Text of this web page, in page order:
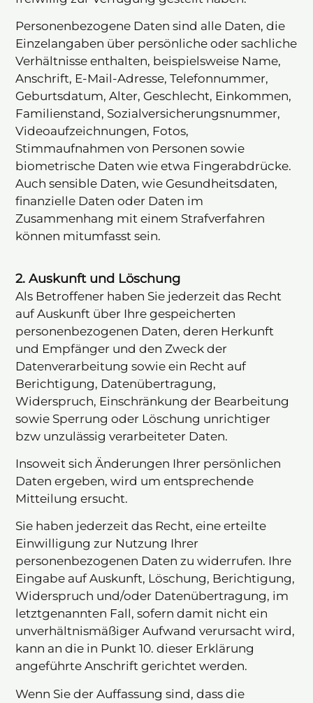
Personenbezogene Daten sind alle Daten, die
Einzelangaben über persönliche oder sachliche
Verhältnisse enthalten, beispielsweise Name,
Anschrift, E-Mail-Adresse, Telefonnummer,
Geburtsdatum, Alter, Geschlecht, Einkommen,
Familienstand, Sozialversicherungsnummer,
Videoaufzeichnungen, Fotos,
Stimmaufnahmen von Personen sowie
biometrische Daten wie etwa Fingerabdrücke.
Auch sensible Daten, wie Gesundheitsdaten,
finanzielle Daten oder Daten im
Zusammenhang mit einem Strafverfahren
können mitumfasst sein.
2. Auskunft und Löschung
Als Betroffener haben Sie jederzeit das Recht
auf Auskunft über Ihre gespeicherten
personenbezogenen Daten, deren Herkunft
und Empfänger und den Zweck der
Datenverarbeitung sowie ein Recht auf
Berichtigung, Datenübertragung,
Widerspruch, Einschränkung der Bearbeitung
sowie Sperrung oder Löschung unrichtiger
bzw unzulässig verarbeiteter Daten.
Insoweit sich Änderungen Ihrer persönlichen
Daten ergeben, wird um entsprechende
Mitteilung ersucht.
Sie haben jederzeit das Recht, eine erteilte
Einwilligung zur Nutzung Ihrer
personenbezogenen Daten zu widerrufen. Ihre
Eingabe auf Auskunft, Löschung, Berichtigung,
Widerspruch und/oder Datenübertragung, im
letztgenannten Fall, sofern damit nicht ein
unverhältnismäßiger Aufwand verursacht wird,
kann an die in Punkt 10. dieser Erklärung
angeführte Anschrift gerichtet werden.
Wenn Sie der Auffassung sind, dass die